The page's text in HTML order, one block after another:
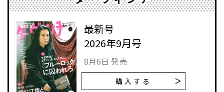
最新号
2026年9月号
8月6日 発売
購入する